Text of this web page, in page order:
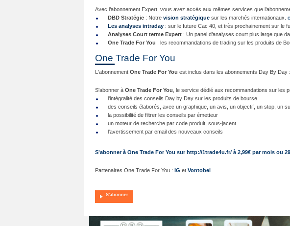
Avec l’abonnement Expert, vous avez accès aux mêmes services que
DBD Stratégie : Notre vision stratégique sur les marchés internationaux.
Les analyses intraday : sur le future Cac 40, et très prochainement sur le
Analyses Court terme Expert : Un panel d’analyses court plus large que
One Trade For You : les recommandations de trading sur les produits de
One Trade For You
L'abonnement One Trade For You est inclus dans les abonnements Day By Day :
S'abonner à One Trade For You, le service dédié aux recommandations sur les
l'intégralité des conseils Day by Day sur les produits de bourse
des conseils élaborés, avec un graphique, un avis, un objectif, un stop, un
la possibilité de filtrer les conseils par émetteur
un moteur de recherche par code produit, sous-jacent
l'avertissement par email des nouveaux conseils
S'abonner à One Trade For You sur http://1trade4u.fr/ à2,99€ par mois ou
Partenaires One Trade For You : IG et Vontobel
S'abonner